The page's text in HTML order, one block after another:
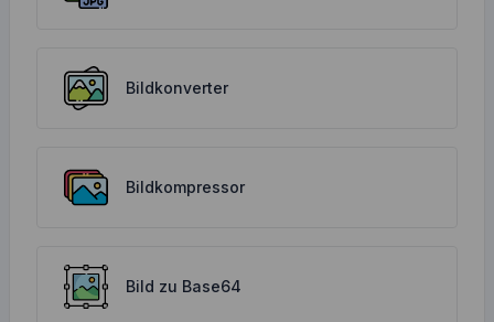
Bildkonverter
Bildkompressor
Bild zu Base64